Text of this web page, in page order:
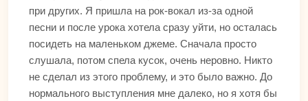
при других. Я пришла на рок-вокал из-за одной
песни и после урока хотела сразу уйти, но осталась
посидеть на маленьком джеме. Сначала просто
слушала, потом спела кусок, очень неровно. Никто
не сделал из этого проблему, и это было важно. До
нормального выступления мне далеко, но я хотя бы